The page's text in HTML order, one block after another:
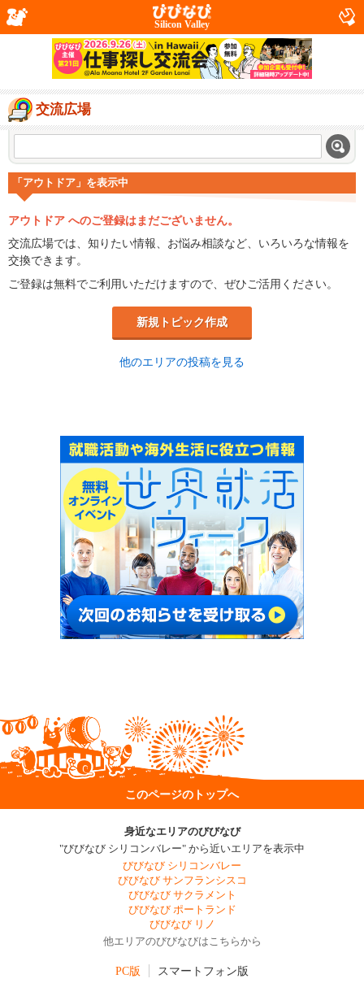
Silicon Valley
交流広場
「アウトドア」を表示中
アウトドア へのご登録はまだございません。
交流広場では、知りたい情報、お悩み相談など、いろいろな情報を
交換できます。
ご登録は無料でご利用いただけますので、ぜひご活用ください。
新規トピック作成
他のエリアの投稿を見る
このページのトップへ
身近なエリアのびびなび
"びびなび シリコンバレー" から近いエリアを表示中
びびなび シリコンバレー
びびなび サンフランシスコ
びびなび サクラメント
びびなび ポートランド
びびなび リノ
他エリアのびびなびはこちらから
PC版 スマートフォン版